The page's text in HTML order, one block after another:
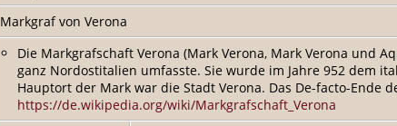
Markgraf von Verona
Die Markgrafschaft Verona (Mark Verona, Mark Verona und
ganz Nordostitalien umfasste. Sie wurde im Jahre 952 dem
Hauptort der Mark war die Stadt Verona. Das De-facto-
https://de.wikipedia.org/wiki/Markgrafschaft_Verona